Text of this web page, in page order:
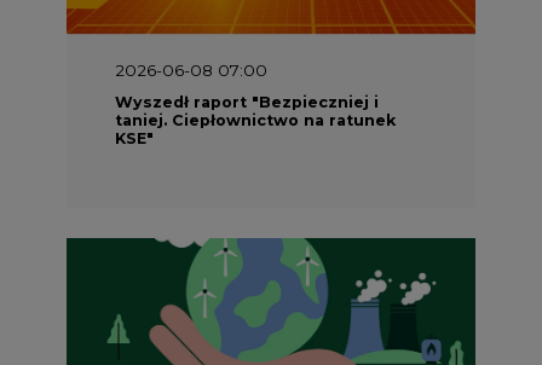
2026-06-08 07:00
Wyszedł raport "Bezpieczniej i
taniej. Ciepłownictwo na ratunek
KSE"